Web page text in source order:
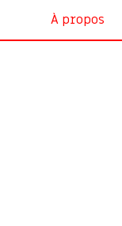
À propos